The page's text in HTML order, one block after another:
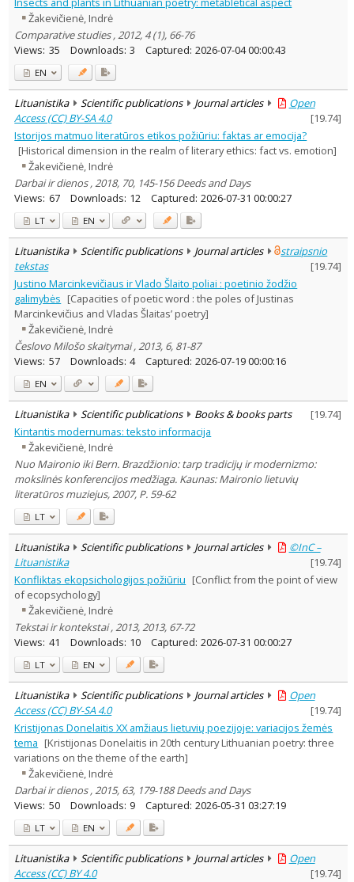
Žakevičienė, Indrė
Comparative studies , 2012, 4 (1), 66-76
Views: 35 Downloads: 3 Captured: 2026-07-04 00:00:43
EN
Lituanistika Scientific publications Journal articles
Open
Access (CC) BY-SA 4.0
[19.74]
Istorijos matmuo literatūros etikos požiūriu: faktas ar emocija?
[Historical dimension in the realm of literary ethics: fact vs. emotion]
Žakevičienė, Indrė
Darbai ir dienos , 2018, 70, 145-156 Deeds and Days
Views: 67 Downloads: 12 Captured: 2026-07-31 00:00:27
LT EN
Lituanistika Scientific publications Journal articles
straipsnio
tekstas
[19.74]
Justino Marcinkevičiaus ir Vlado Šlaito poliai : poetinio žodžio
galimybės [Capacities of poetic word : the poles of Justinas
Marcinkevičius and Vladas Šlaitas’ poetry]
Žakevičienė, Indrė
Česlovo Milošo skaitymai , 2013, 6, 81-87
Views: 57 Downloads: 4 Captured: 2026-07-19 00:00:16
EN
Lituanistika Scientific publications Books & books parts [19.74]
Kintantis modernumas: teksto informacija
Žakevičienė, Indrė
Nuo Maironio iki Bern. Brazdžionio: tarp tradicijų ir modernizmo:
mokslinės konferencijos medžiaga. Kaunas: Maironio lietuvių
literatūros muziejus, 2007, P. 59-62
LT
Lituanistika Scientific publications Journal articles
©InC –
Lituanistika
[19.74]
Konfliktas ekopsichologijos požiūriu [Conflict from the point of view
of ecopsychology]
Žakevičienė, Indrė
Tekstai ir kontekstai , 2013, 2013, 67-72
Views: 41 Downloads: 10 Captured: 2026-07-31 00:00:27
LT EN
Lituanistika Scientific publications Journal articles
Open
Access (CC) BY-SA 4.0
[19.74]
Kristijonas Donelaitis XX amžiaus lietuvių poezijoje: variacijos žemės
tema [Kristijonas Donelaitis in 20th century Lithuanian poetry: three
variations on the theme of the earth]
Žakevičienė, Indrė
Darbai ir dienos , 2015, 63, 179-188 Deeds and Days
Views: 50 Downloads: 9 Captured: 2026-05-31 03:27:19
LT EN
Lituanistika Scientific publications Journal articles
Open
Access (CC) BY 4.0
[19.74]